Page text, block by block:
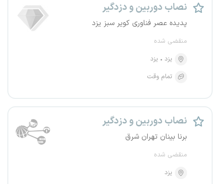
نصاب دوربین و دزدگیر
پدیده عصر فناوری کویر سبز یزد
منقضی شده
یزد
یزد
تمام وقت
نصاب دوربین و دزدگیر
برنا بینان تهران شرق
منقضی شده
یزد